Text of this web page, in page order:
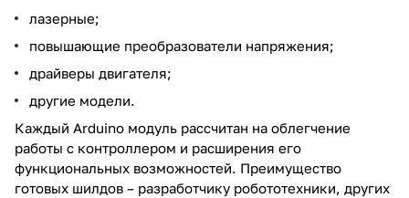
лазерные;
повышающие преобразователи напряжения;
драйверы двигателя;
другие модели.
Каждый Arduino модуль рассчитан на облегчение
работы с контроллером и расширения его
функциональных возможностей. Преимущество
готовых шилдов – разработчику робототехники, других